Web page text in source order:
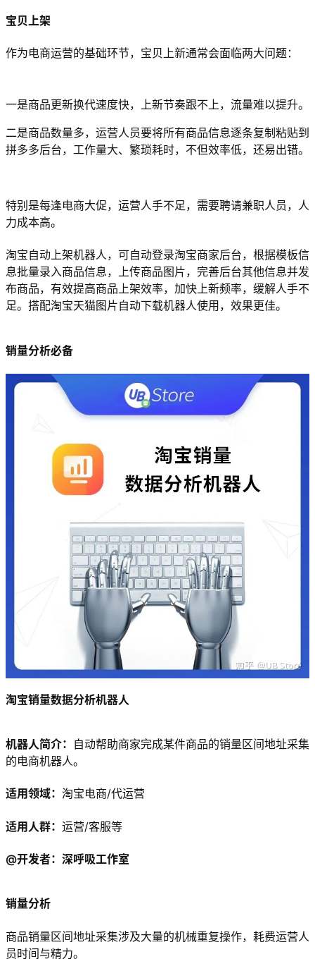
宝贝上架
作为电商运营的基础环节，宝贝上新通常会面临两大问题：
一是商品更新换代速度快，上新节奏跟不上，流量难以提升。
二是商品数量多，运营人员要将所有商品信息逐条复制粘贴到
拼多多后台，工作量大、繁琐耗时，不但效率低，还易出错。
特别是每逢电商大促，运营人手不足，需要聘请兼职人员，人
力成本高。
淘宝自动上架机器人，可自动登录淘宝商家后台，根据模板信
息批量录入商品信息，上传商品图片，完善后台其他信息并发
布商品，有效提高商品上架效率，加快上新频率，缓解人手不
足。搭配淘宝天猫图片自动下载机器人使用，效果更佳。
销量分析必备
淘宝销量数据分析机器人
机器人简介： 自动帮助商家完成某件商品的销量区间地址采集
的电商机器人。
适用领域： 淘宝电商/代运营
适用人群： 运营/客服等
@开发者：深呼吸工作室
销量分析
商品销量区间地址采集涉及大量的机械重复操作，耗费运营人
员时间与精力。